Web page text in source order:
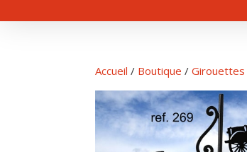
Accueil / Boutique /Girouettes